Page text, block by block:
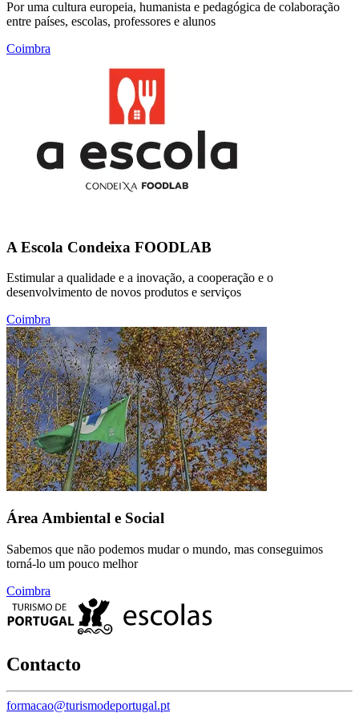
Por uma cultura europeia, humanista e pedagógica de colaboração
entre países, escolas, professores e alunos
Coimbra
A Escola Condeixa FOODLAB
Estimular a qualidade e a inovação, a cooperação e o
desenvolvimento de novos produtos e serviços
Coimbra
Área Ambiental e Social
Sabemos que não podemos mudar o mundo, mas conseguimos
torná-lo um pouco melhor
Coimbra
Contacto
formacao@turismodeportugal.pt